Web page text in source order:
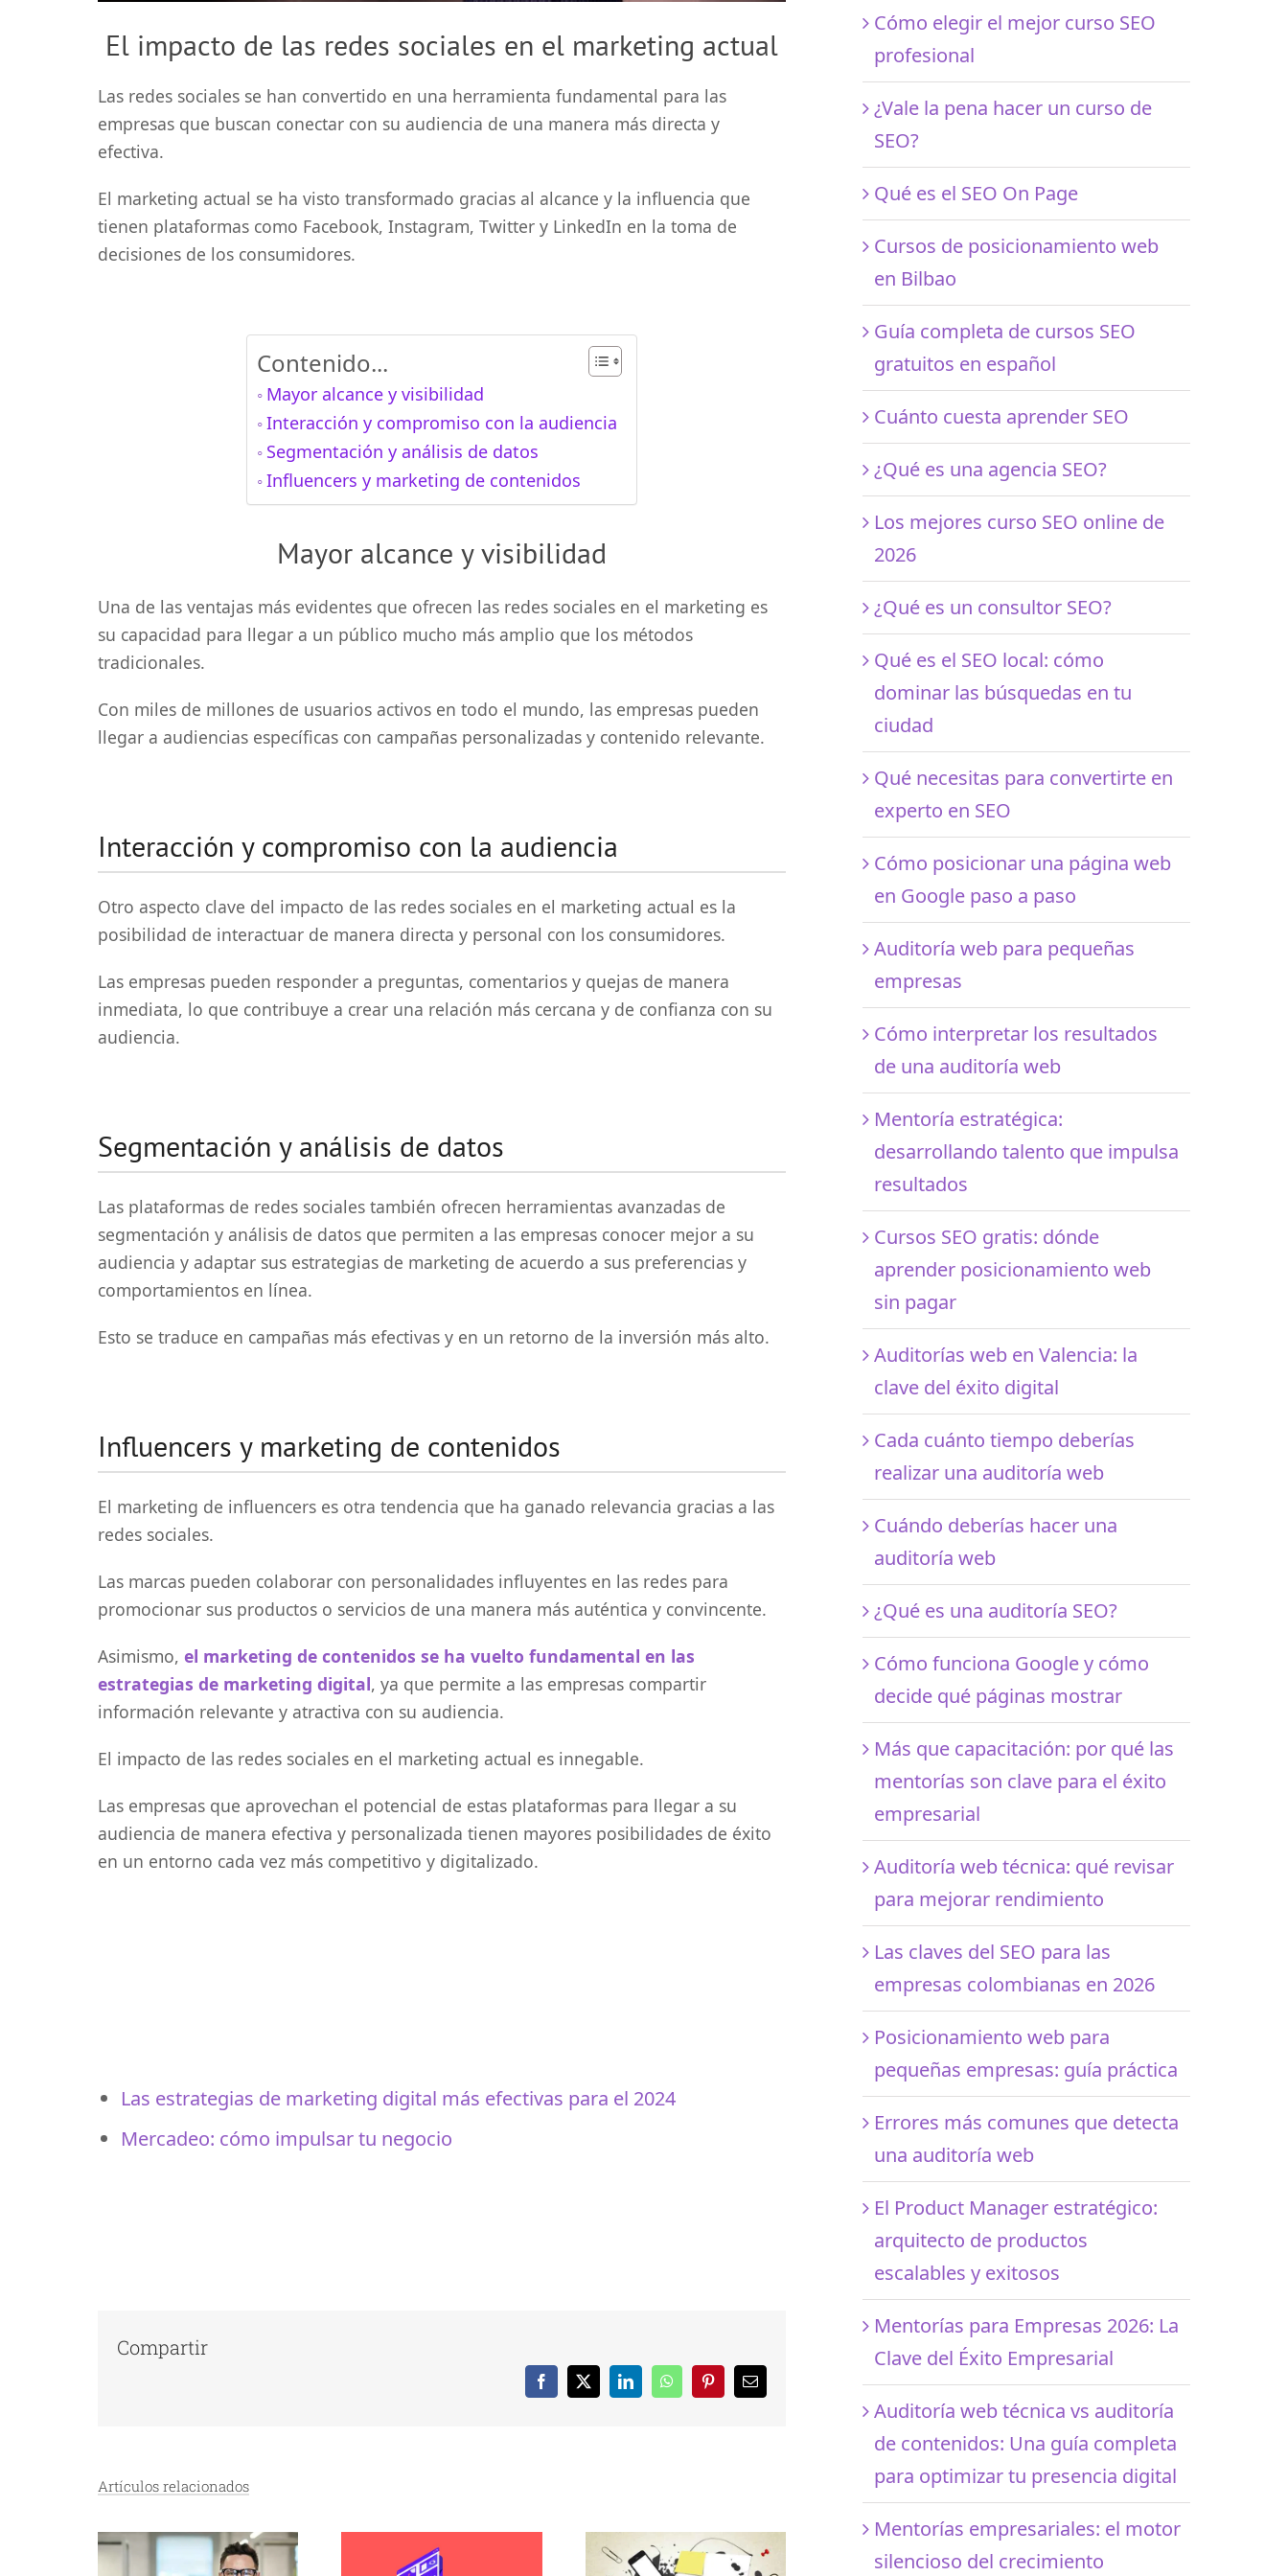
El impacto de las redes sociales en el marketing actual
Las redes sociales se han convertido en una herramienta fundamental para las
empresas que buscan conectar con su audiencia de una manera más directa y
efectiva.
El marketing actual se ha visto transformado gracias al alcance y la influencia que
tienen plataformas como Facebook, Instagram, Twitter y LinkedIn en la toma de
decisiones de los consumidores.
Contenido...
Mayor alcance y visibilidad
Interacción y compromiso con la audiencia
Segmentación y análisis de datos
Influencers y marketing de contenidos
Mayor alcance y visibilidad
Una de las ventajas más evidentes que ofrecen las redes sociales en el marketing es
su capacidad para llegar a un público mucho más amplio que los métodos
tradicionales.
Con miles de millones de usuarios activos en todo el mundo, las empresas pueden
llegar a audiencias específicas con campañas personalizadas y contenido relevante.
Interacción y compromiso con la audiencia
Otro aspecto clave del impacto de las redes sociales en el marketing actual es la
posibilidad de interactuar de manera directa y personal con los consumidores.
Las empresas pueden responder a preguntas, comentarios y quejas de manera
inmediata, lo que contribuye a crear una relación más cercana y de confianza con su
audiencia.
Segmentación y análisis de datos
Las plataformas de redes sociales también ofrecen herramientas avanzadas de
segmentación y análisis de datos que permiten a las empresas conocer mejor a su
audiencia y adaptar sus estrategias de marketing de acuerdo a sus preferencias y
comportamientos en línea.
Esto se traduce en campañas más efectivas y en un retorno de la inversión más alto.
Influencers y marketing de contenidos
El marketing de influencers es otra tendencia que ha ganado relevancia gracias a las
redes sociales.
Las marcas pueden colaborar con personalidades influyentes en las redes para
promocionar sus productos o servicios de una manera más auténtica y convincente.
Asimismo, el marketing de contenidos se ha vuelto fundamental en las
estrategias de marketing digital, ya que permite a las empresas compartir
información relevante y atractiva con su audiencia.
El impacto de las redes sociales en el marketing actual es innegable.
Las empresas que aprovechan el potencial de estas plataformas para llegar a su
audiencia de manera efectiva y personalizada tienen mayores posibilidades de éxito
en un entorno cada vez más competitivo y digitalizado.
Las estrategias de marketing digital más efectivas para el 2024
Mercadeo: cómo impulsar tu negocio
Compartir
Facebook
X LinkedInWhatsAppPinterestCorreo
electrónico
Artículos relacionados
Cómo elegir el mejor curso SEO
profesional
¿Vale la pena hacer un curso de
SEO?
Qué es el SEO On Page
Cursos de posicionamiento web
en Bilbao
Guía completa de cursos SEO
gratuitos en español
Cuánto cuesta aprender SEO
¿Qué es una agencia SEO?
Los mejores curso SEO online de
2026
¿Qué es un consultor SEO?
Qué es el SEO local: cómo
dominar las búsquedas en tu
ciudad
Qué necesitas para convertirte en
experto en SEO
Cómo posicionar una página web
en Google paso a paso
Auditoría web para pequeñas
empresas
Cómo interpretar los resultados
de una auditoría web
Mentoría estratégica:
desarrollando talento que impulsa
resultados
Cursos SEO gratis: dónde
aprender posicionamiento web
sin pagar
Auditorías web en Valencia: la
clave del éxito digital
Cada cuánto tiempo deberías
realizar una auditoría web
Cuándo deberías hacer una
auditoría web
¿Qué es una auditoría SEO?
Cómo funciona Google y cómo
decide qué páginas mostrar
Más que capacitación: por qué las
mentorías son clave para el éxito
empresarial
Auditoría web técnica: qué revisar
para mejorar rendimiento
Las claves del SEO para las
empresas colombianas en 2026
Posicionamiento web para
pequeñas empresas: guía práctica
Errores más comunes que detecta
una auditoría web
El Product Manager estratégico:
arquitecto de productos
escalables y exitosos
Mentorías para Empresas 2026: La
Clave del Éxito Empresarial
Auditoría web técnica vs auditoría
de contenidos: Una guía completa
para optimizar tu presencia digital
Mentorías empresariales: el motor
silencioso del crecimiento